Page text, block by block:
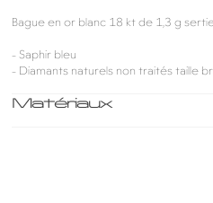
Bague en or blanc 18 kt de 1,3 g
- Saphir bleu
- Diamants naturels non traités taille
Matériaux